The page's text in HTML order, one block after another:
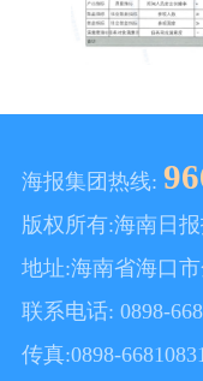
海报集团热线:
版权所有:海南日
地址:海南省海口
联系电话: 0898-
传真:0898-